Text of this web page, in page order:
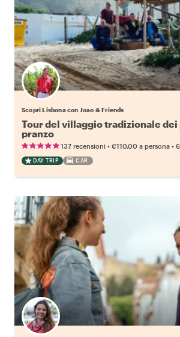
Scopri Lisbona con Joao & Friends
Tour del villaggio tradizionale
pranzo
137 recensioni • €110.00 a persona •
DAY TRIP CAR